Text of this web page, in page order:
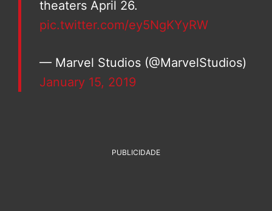
theaters April 26.
pic.twitter.com/ey5NgKYyRW
— Marvel Studios (@MarvelStudios)
January 15, 2019
PUBLICIDADE